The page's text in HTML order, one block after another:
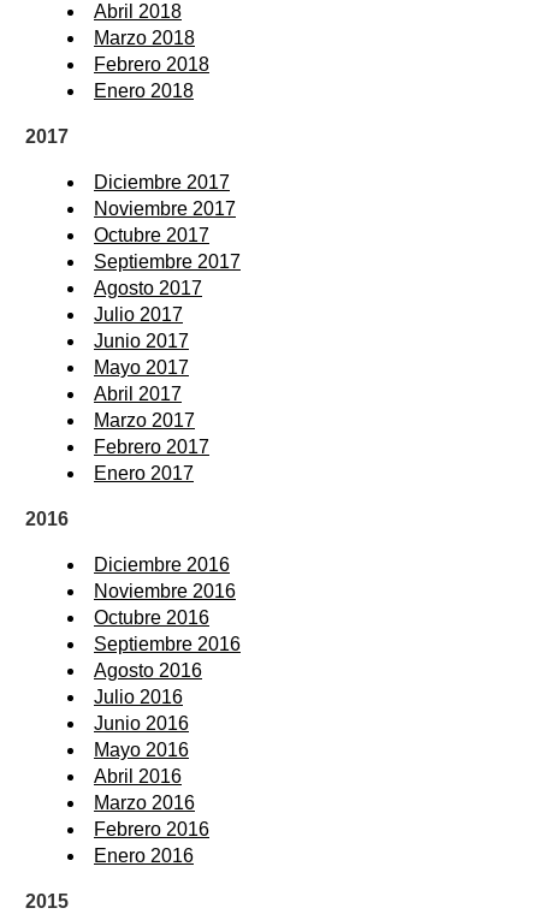
Abril 2018
Marzo 2018
Febrero 2018
Enero 2018
2017
Diciembre 2017
Noviembre 2017
Octubre 2017
Septiembre 2017
Agosto 2017
Julio 2017
Junio 2017
Mayo 2017
Abril 2017
Marzo 2017
Febrero 2017
Enero 2017
2016
Diciembre 2016
Noviembre 2016
Octubre 2016
Septiembre 2016
Agosto 2016
Julio 2016
Junio 2016
Mayo 2016
Abril 2016
Marzo 2016
Febrero 2016
Enero 2016
2015